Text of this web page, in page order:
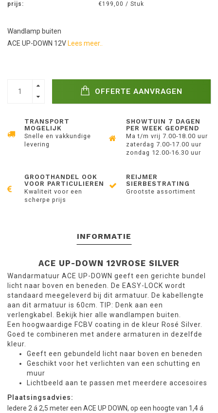
prijs:
€199,00 / Stuk
Wandlamp buiten
ACE UP-DOWN 12V Lees meer..
OFFERTE AANVRAGEN
TRANSPORT
MOGELIJK
Snelle en vakkundige
levering
SHOWTUIN 7 DAGEN
PER WEEK GEOPEND
Ma t/m vrij 7.00-18.00 uur
zaterdag 7.00-17.00 uur
zondag 12.00-16.30 uur
GROOTHANDEL OOK
VOOR PARTICULIEREN
Kwaliteit voor een
scherpe prijs
REIJMER
SIERBESTRATING
Grootste assortiment
INFORMATIE
ACE UP-DOWN 12VROSE SILVER
Wandarmatuur ACE UP-DOWN geeft een gerichte bundel
licht naar boven en beneden. De EASY-LOCK wordt
standaard meegeleverd bij dit armatuur. De kabellengte
aan dit armatuur is 60cm. TIP: Denk aan een
verlengkabel. Bekijk hier alle wandlampen buiten.
Een hoogwaardige FCBV coating in de kleur Rosé Silver.
Goed te combineren met andere armaturen in dezelfde
kleur.
Geeft een gebundeld licht naar boven en beneden
Geschikt voor het verlichten van een schutting en
muur
Lichtbeeld aan te passen met meerdere accesoires
Plaatsingsadvies:
Iedere 2 á 2,5 meter een ACE UP DOWN, op een hoogte van 1,4 á